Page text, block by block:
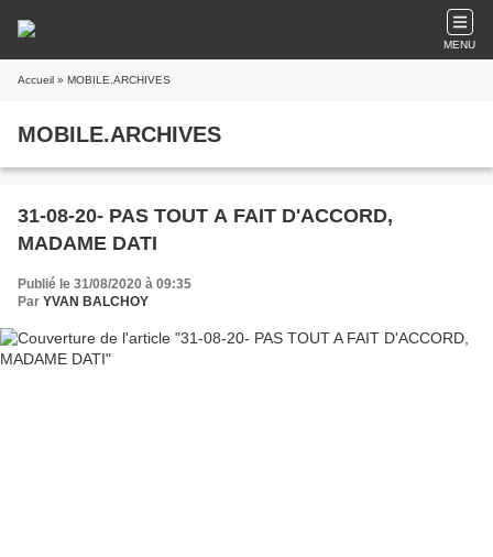
MENU
Accueil » MOBILE.ARCHIVES
MOBILE.ARCHIVES
31-08-20- PAS TOUT A FAIT D'ACCORD,
MADAME DATI
Publié le 31/08/2020 à 09:35
Par YVAN BALCHOY